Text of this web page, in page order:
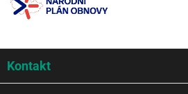
p
Kontakt